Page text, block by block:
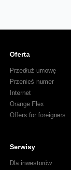
Oferta
Przedłuż umowę
Przenieś numer
Internet
Orange Flex
Offers for foreigners
Serwisy
Dla inwestorów